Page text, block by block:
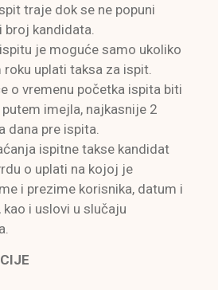
traje dok se ne popuni
broj kandidata.
je moguće samo ukoliko
uplati taksa za ispit.
o vremenu početka ispita biti
imejla, najkasnije 2
dana pre ispita.
ispitne takse kandidat
o uplati na kojoj je
i prezime korisnika, datum i
kao i uslovi u slučaju